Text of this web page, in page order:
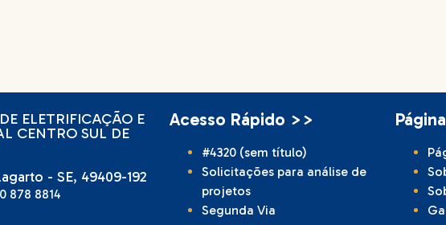
ELETRIFICAÇÃO E
CENTRO SUL DE
- SE, 49409-192
878 8814
Acesso Rápido >>
#4320 (sem título)
Solicitações para análise de
projetos
Segunda Via